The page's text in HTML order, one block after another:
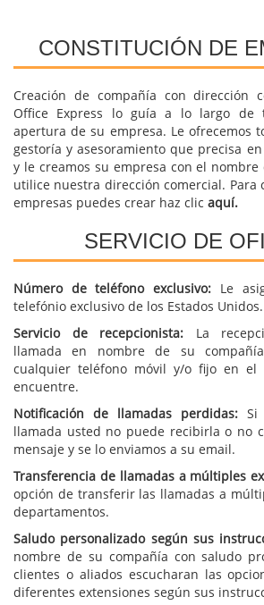
CONSTITUCIÓN DE
Creación de compañía con dirección
Office Express lo guía a lo largo de
apertura de su empresa. Le ofrecemos
gestoría y asesoramiento que precisa
y le creamos su empresa con el
utilice nuestra dirección comercial. Para
empresas puedes crear haz clic aquí.
SERVICIO DE
Número de teléfono exclusivo: Le
telefónio exclusivo de los Estados Unidos.
Servicio de recepcionista: La
llamada en nombre de su
cualquier teléfono móvil y/o fijo en el
encuentre.
Notificación de llamadas perdidas: Si
llamada usted no puede recibirla o no
mensaje y se lo enviamos a su email.
Transferencia de llamadas a múltiples
opción de transferir las llamadas a
departamentos.
Saludo personalizado según sus
nombre de su compañía con saludo
clientes o aliados escucharan las
diferentes extensiones según sus